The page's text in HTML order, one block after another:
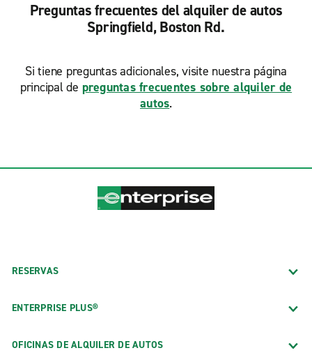
Preguntas frecuentes del alquiler de autos
Springfield, Boston Rd.
Si tiene preguntas adicionales, visite nuestra página
principal de preguntas frecuentes sobre alquiler de
autos.
RESERVAS
ENTERPRISE PLUS®
OFICINAS DE ALQUILER DE AUTOS